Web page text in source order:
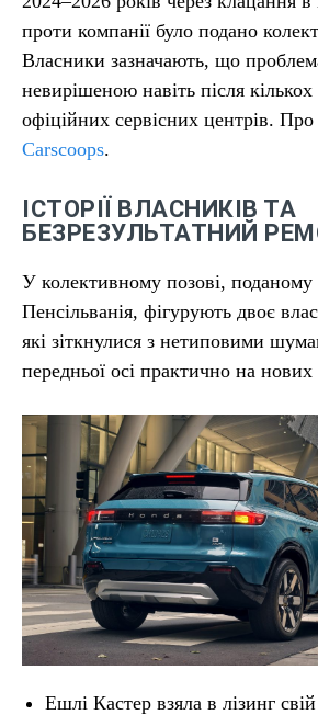
проти компанії було подано
Власники зазначають, що
невирішеною навіть після кількох
офіційних сервісних центрів.
Carscoops.
ІСТОРІЇ ВЛАСНИКІВ ТА
БЕЗРЕЗУЛЬТАТНИЙ
У колективному позові, поданому
Пенсільванія, фігурують двоє
які зіткнулися з нетиповими
передньої осі практично на нових
Ешлі Кастер взяла в лізинг